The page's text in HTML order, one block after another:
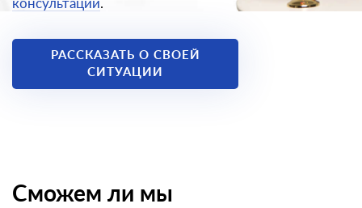
консультации.
РАССКАЗАТЬ О СВОЕЙ
СИТУАЦИИ
Сможем ли мы